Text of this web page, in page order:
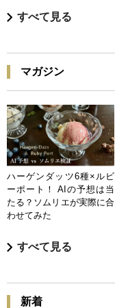
すべて見る
マガジン
ハーゲンダッツ6種×ルビ
ーポート！ AIの予想は当
たる？ソムリエが実際に合
わせてみた
すべて見る
新着